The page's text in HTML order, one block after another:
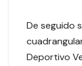
De seguido
Deportivo